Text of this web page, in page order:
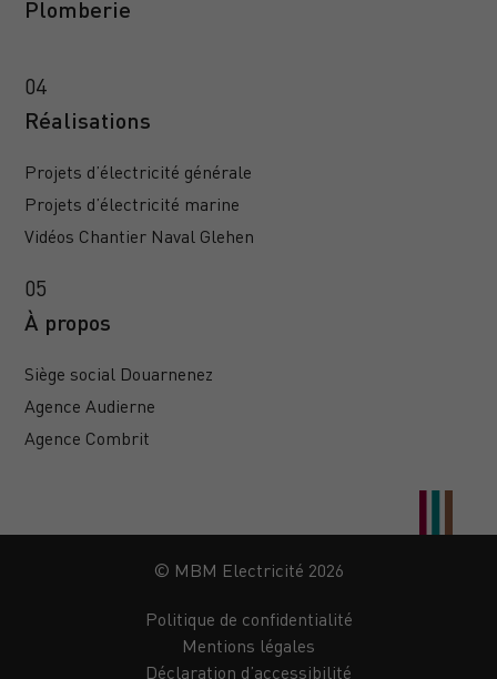
Plomberie
Réalisations
Projets d’électricité générale
Projets d’électricité marine
Vidéos Chantier Naval Glehen
À propos
Siège social Douarnenez
Agence Audierne
Agence Combrit
© MBM Electricité 2026
Politique de confidentialité
Mentions légales
Déclaration d’accessibilité